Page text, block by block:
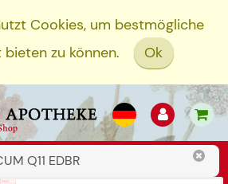
Cookies, um bestmögliche
zu können.
Ok